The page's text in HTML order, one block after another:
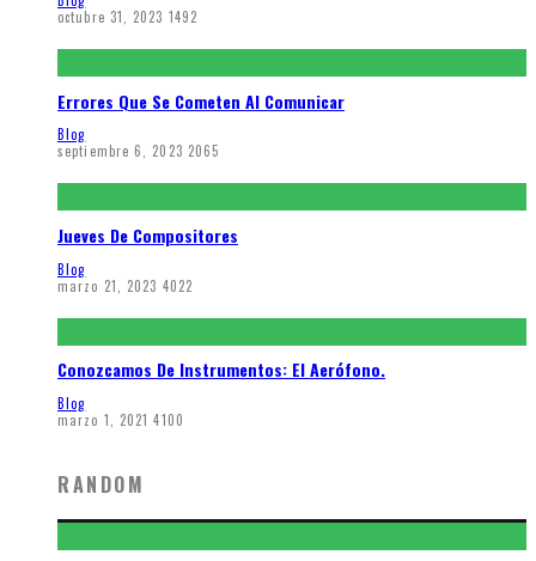
octubre 31, 2023 1492
Errores Que Se Cometen Al Comunicar
Blog
septiembre 6, 2023 2065
Jueves De Compositores
Blog
marzo 21, 2023 4022
Conozcamos De Instrumentos: El Aerófono.
Blog
marzo 1, 2021 4100
RANDOM